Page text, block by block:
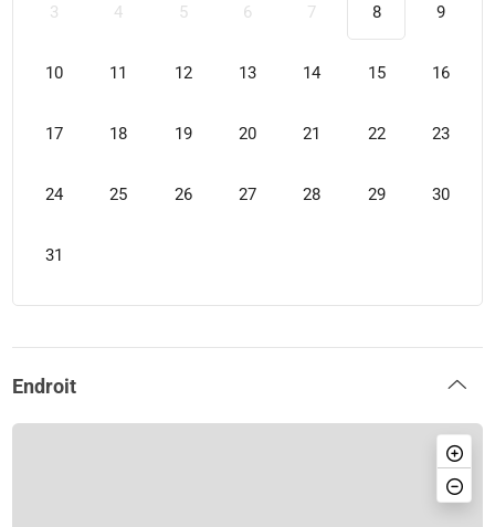
3 4 5 6 7 8 9
10 11 12 13 14 15 16
17 18 19 20 21 22 23
24 25 26 27 28 29 30
31
Endroit